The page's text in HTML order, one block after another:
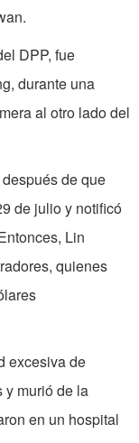
DPP, fue
durante una
al otro lado del
de que
de julio y notificó
Lin
quienes
excesiva de
y murió de la
en un hospital